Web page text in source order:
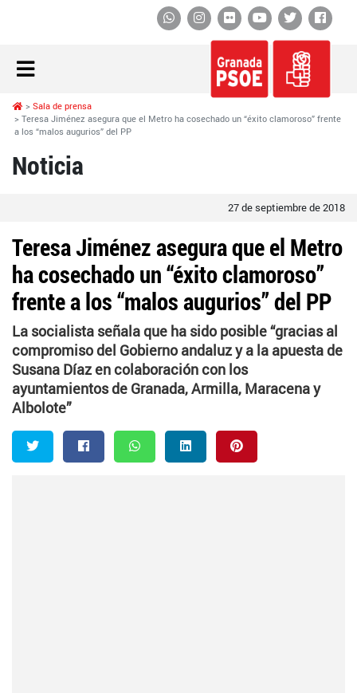
Twitter
YouTube
Flickr
Instagram
Whatsapp
Sala de prensa
Teresa Jiménez asegura que el Metro ha cosechado un “éxito clamoroso” frente
a los “malos augurios” del PP
Noticia
27 de septiembre de 2018
Teresa Jiménez asegura que el Metro
ha cosechado un “éxito clamoroso”
frente a los “malos augurios” del PP
La socialista señala que ha sido posible “gracias al
compromiso del Gobierno andaluz y a la apuesta de
Susana Díaz en colaboración con los
ayuntamientos de Granada, Armilla, Maracena y
Albolote”
Twitter Facebook Whatsapp LinkedIn